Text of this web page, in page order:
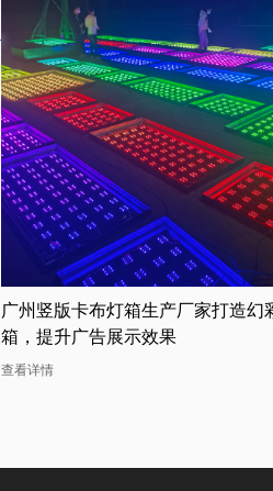
广州竖版卡布灯箱生产厂家打造幻
箱，提升广告展示效果
查看详情